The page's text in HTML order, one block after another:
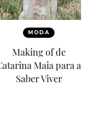
MODA
Making of de
Maia para a
Saber Viver